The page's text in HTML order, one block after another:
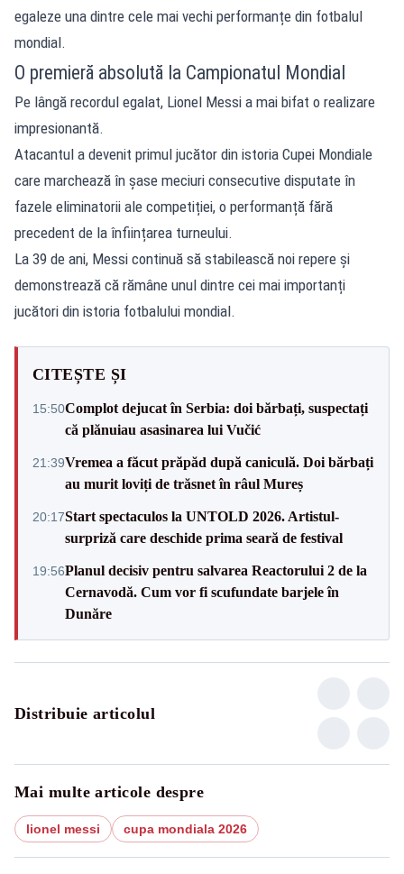
egaleze una dintre cele mai vechi performanțe din fotbalul
mondial.
O premieră absolută la Campionatul Mondial
Pe lângă recordul egalat, Lionel Messi a mai bifat o realizare
impresionantă.
Atacantul a devenit primul jucător din istoria Cupei Mondiale
care marchează în șase meciuri consecutive disputate în
fazele eliminatorii ale competiției, o performanță fără
precedent de la înființarea turneului.
La 39 de ani, Messi continuă să stabilească noi repere și
demonstrează că rămâne unul dintre cei mai importanți
jucători din istoria fotbalului mondial.
CITEȘTE ȘI
15:50Complot dejucat în Serbia: doi bărbați, suspectați
că plănuiau asasinarea lui Vučić
21:39Vremea a făcut prăpăd după caniculă. Doi bărbați
au murit loviți de trăsnet în râul Mureș
20:17Start spectaculos la UNTOLD 2026. Artistul-
surpriză care deschide prima seară de festival
19:56Planul decisiv pentru salvarea Reactorului 2 de la
Cernavodă. Cum vor fi scufundate barjele în
Dunăre
Distribuie articolul
Mai multe articole despre
lionel messi cupa mondiala 2026